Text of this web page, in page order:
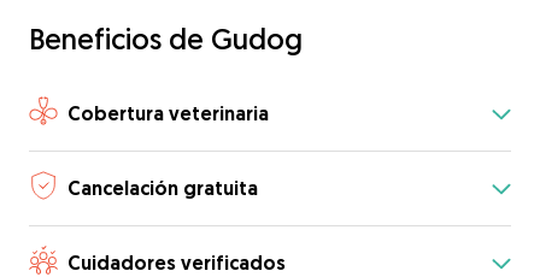
Beneficios de Gudog
Cobertura veterinaria
Cancelación gratuita
Cuidadores verificados